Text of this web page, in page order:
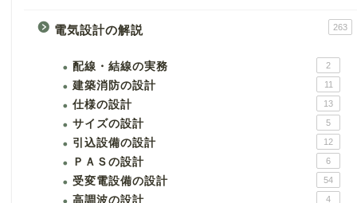
電気設計の解説 263
配線・結線の実務 2
建築消防の設計 11
仕様の設計 13
サイズの設計 5
引込設備の設計 12
ＰＡＳの設計 6
受変電設備の設計 54
高調波の設計 4